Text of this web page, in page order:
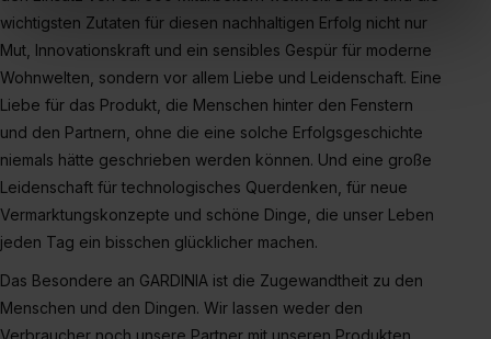
Verwendungszwecke (ausgenommen „Notwendig“) zu. .
In diesem Fall sowie bei der separaten Aktivierung von
„Social Media und Marketing“ bist du auch damit
einverstanden, dass dir nach Setzen der Cookies externe
Inhalte (z.B. Videos oder Posts) angezeigt und hierfür
erforderliche personenbezogene Daten an Social Media
Dienste, ggfs. mit Sitz in den USA, übermittelt werden.
Eine Erlaubnis hierfür kannst du auch später noch im
Einzelfall bei dem jeweiligen Inhalt erteilen. Willst du nur
bestimmte Verwendungszwecke zulassen, triff deine
erlauben“. Die Einwilligung zur Platzierung von Cookies
der Kategorien „Präferenzen“, „Statistiken“ und „Social
wichtigsten Zutaten für diesen nachhaltigen Erfolg nicht nur
Mut, Innovationskraft und ein sensibles Gespür für moderne
Wohnwelten, sondern vor allem Liebe und Leidenschaft. Eine
Liebe für das Produkt, die Menschen hinter den Fenstern
und den Partnern, ohne die eine solche Erfolgsgeschichte
niemals hätte geschrieben werden können. Und eine große
Leidenschaft für technologisches Querdenken, für neue
Vermarktungskonzepte und schöne Dinge, die unser Leben
jeden Tag ein bisschen glücklicher machen.
Das Besondere an GARDINIA ist die Zugewandtheit zu den
Menschen und den Dingen. Wir lassen weder den